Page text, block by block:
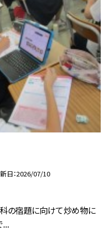
日 2026/07/10
の宿題に向けて炒め物に
...